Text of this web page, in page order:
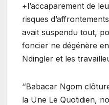
+l’accaparement de
risques
avait suspendu tout,
foncier ne dégénère
Ndingler et les
‘’Babacar Ngom
la Une Le Quotidien,